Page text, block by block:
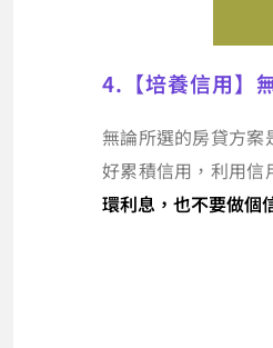
4.【培養信用】
無論所選的房貸方
好累積信用，利用信
環利息，也不要做個